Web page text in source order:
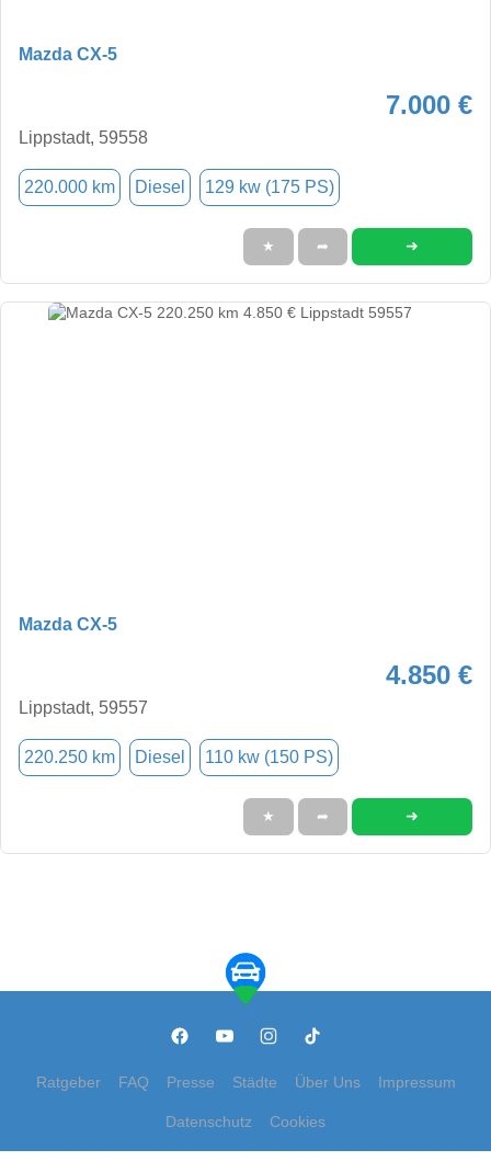
Mazda CX-5
7.000 €
Lippstadt, 59558
220.000 km Diesel 129 kw (175 PS)
★ ➦ ➜
Mazda CX-5
4.850 €
Lippstadt, 59557
220.250 km Diesel 110 kw (150 PS)
★ ➦ ➜
Ratgeber FAQ Presse Städte Über Uns Impressum
Datenschutz Cookies